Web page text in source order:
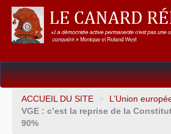
Dossiers
L’Union européenne
ACCUEIL DU SITE > L’Union
VGE : c’est la reprise de la
90%